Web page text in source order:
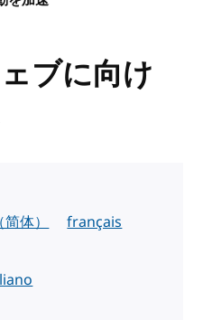
ブに向け
简体） français